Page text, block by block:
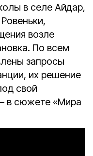
в селе Айдар,
возле
По всем
запросы
их решение
свой
в сюжете «Мира